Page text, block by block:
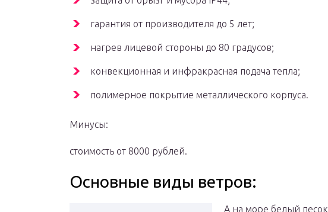
гарантия от производителя до 5 лет;
нагрев лицевой стороны до 80 градусов;
конвекционная и инфракрасная подача тепла;
полимерное покрытие металлического корпуса.
Минусы:
стоимость от 8000 рублей.
Основные виды ветров:
А на море белый песок